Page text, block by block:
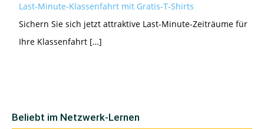
Last-Minute-Klassenfahrt mit Gratis-T-Shirts
Sichern Sie sich jetzt attraktive Last-Minute-Zeiträume für
Ihre Klassenfahrt […]
Beliebt im Netzwerk-Lernen